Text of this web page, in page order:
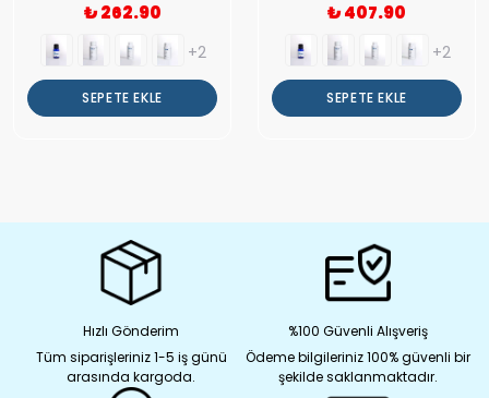
₺ 262.90
+2
SEPETE EKLE
₺ 407.90
+2
SEPETE EKLE
Hızlı Gönderim
Tüm siparişleriniz 1-5 iş günü
arasında kargoda.
%100 Güvenli Alışveriş
Ödeme bilgileriniz 100% güvenli bir
şekilde saklanmaktadır.